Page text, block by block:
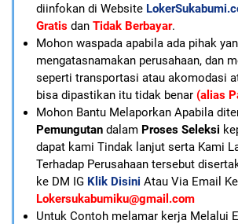
diinfokan di Website
Gratisdan Tidak Berbayar.
Mohon waspada apabila ada pihak
mengatasnamakan perusahaan, dan
seperti transportasi atau akomodasi
bisa dipastikan itu tidak benar (alias
Mohon Bantu Melaporkan Apabila
Pemungutandalam Proses Seleksi
dapat kami Tindak lanjut serta Kami
Terhadap Perusahaan tersebut
ke DM IG Klik Disini Atau Via Email
Lokersukabumiku@gmail.com
Untuk Contoh melamar kerja Melalui